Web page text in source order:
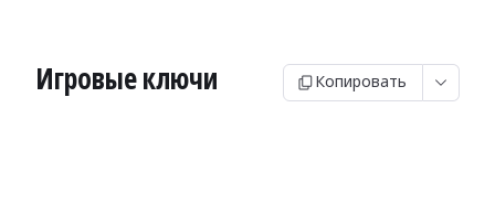
Игровые ключи Копировать